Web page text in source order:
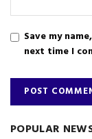
Save my
next time I
POPULAR